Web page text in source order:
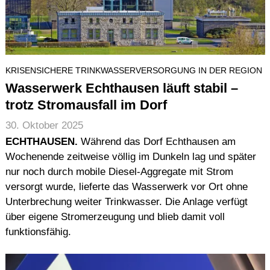
KRISENSICHERE TRINKWASSERVERSORGUNG IN DER REGION
Wasserwerk Echthausen läuft stabil –
trotz Stromausfall im Dorf
30. Oktober 2025
ECHTHAUSEN. Während das Dorf Echthausen am
Wochenende zeitweise völlig im Dunkeln lag und später
nur noch durch mobile Diesel-Aggregate mit Strom
versorgt wurde, lieferte das Wasserwerk vor Ort ohne
Unterbrechung weiter Trinkwasser. Die Anlage verfügt
über eigene Stromerzeugung und blieb damit voll
funktionsfähig.